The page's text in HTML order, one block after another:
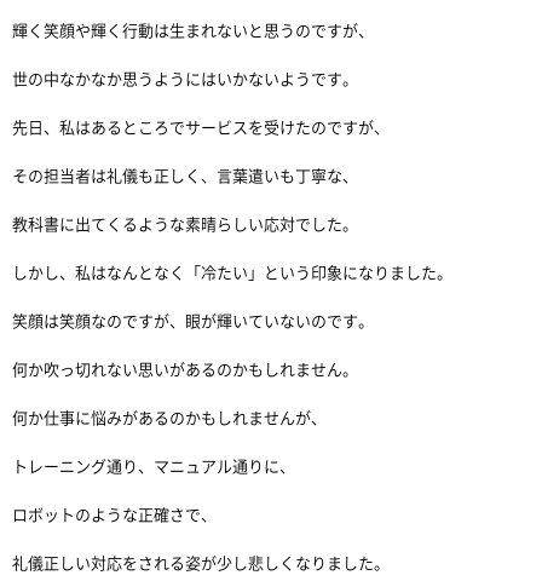
輝く笑顔や輝く行動は生まれないと思うのですが、
世の中なかなか思うようにはいかないようです。
先日、私はあるところでサービスを受けたのですが、
その担当者は礼儀も正しく、言葉遣いも丁寧な、
教科書に出てくるような素晴らしい応対でした。
しかし、私はなんとなく「冷たい」という印象になりました。
笑顔は笑顔なのですが、眼が輝いていないのです。
何か吹っ切れない思いがあるのかもしれません。
何か仕事に悩みがあるのかもしれませんが、
トレーニング通り、マニュアル通りに、
ロボットのような正確さで、
礼儀正しい対応をされる姿が少し悲しくなりました。